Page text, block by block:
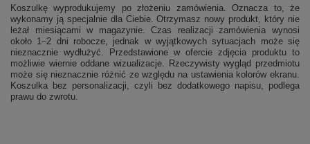
Koszulkę wyprodukujemy po złożeniu zamówienia. Oznacza to, że
wykonamy ją specjalnie dla Ciebie. Otrzymasz nowy produkt, który nie
leżał miesiącami w magazynie. Czas realizacji zamówienia wynosi
około 1–2 dni robocze, jednak w wyjątkowych sytuacjach może się
nieznacznie wydłużyć. Przedstawione w ofercie zdjęcia produktu to
możliwie wiernie oddane wizualizacje. Rzeczywisty wygląd przedmiotu
może się nieznacznie różnić ze względu na ustawienia kolorów ekranu.
Koszulka bez personalizacji, czyli bez dodatkowego napisu, podlega
prawu do zwrotu.